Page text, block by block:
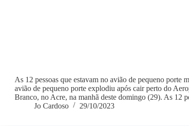
As 12 pessoas que estavam no avião de pequeno porte
avião de pequeno porte explodiu após cair perto do
Branco, no Acre, na manhã deste domingo (29). As 12
Jo Cardoso
29/10/2023